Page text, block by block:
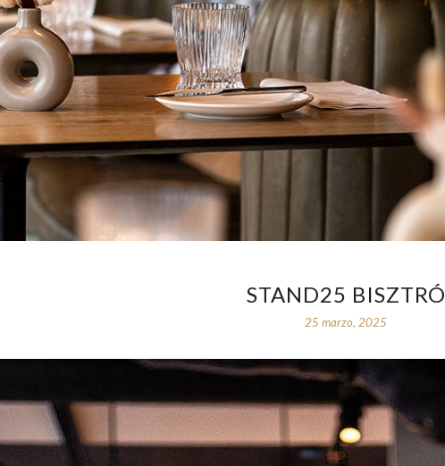
STAND25 BISZTRÓ
25 marzo, 2025